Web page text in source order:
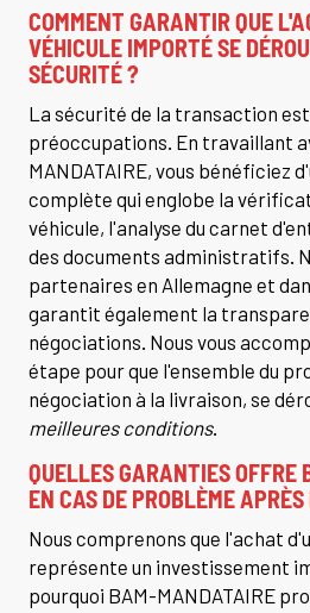
COMMENT GARANTIR QUE
VÉHICULE IMPORTÉ SE
SÉCURITÉ ?
La sécurité de la transaction
préoccupations. En travaillant
MANDATAIRE, vous bénéficiez
complète qui englobe la
véhicule, l'analyse du carnet
des documents administratifs.
partenaires en Allemagne et
garantit également la
négociations. Nous vous
étape pour que l'ensemble du
négociation à la livraison, se
meilleures conditions.
QUELLES GARANTIES OFFRE
EN CAS DE PROBLÈME
Nous comprenons que l'achat
représente un investissement
pourquoi BAM-MANDATAIRE